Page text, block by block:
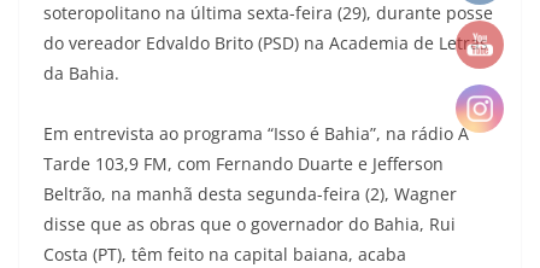
soteropolitano na última sexta-feira (29), durante posse
do vereador Edvaldo Brito (PSD) na Academia de Letras
da Bahia.
Em entrevista ao programa “Isso é Bahia”, na rádio A
Tarde 103,9 FM, com Fernando Duarte e Jefferson
Beltrão, na manhã desta segunda-feira (2), Wagner
disse que as obras que o governador do Bahia, Rui
Costa (PT), têm feito na capital baiana, acaba